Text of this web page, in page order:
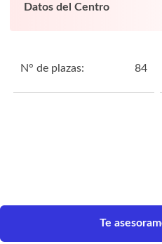
Datos del Centro
N° de plazas: 84
Te